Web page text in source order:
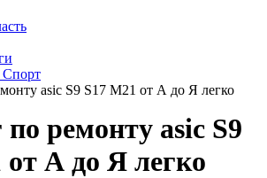
Спорт
asic S9 S17 M21 от А до Я легко
ремонту asic S9
от А до Я легко